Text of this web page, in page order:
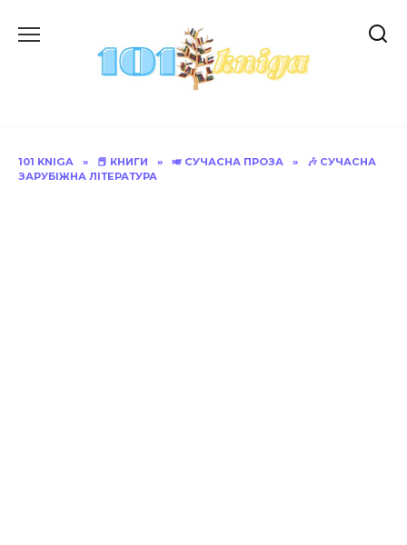
до
101 KNIGA » 📕 КНИГИ » 🎺 СУЧАСНА ПРОЗА »
🎶 СУЧАСНА
ЗАРУБІЖНА ЛІТЕРАТУРА